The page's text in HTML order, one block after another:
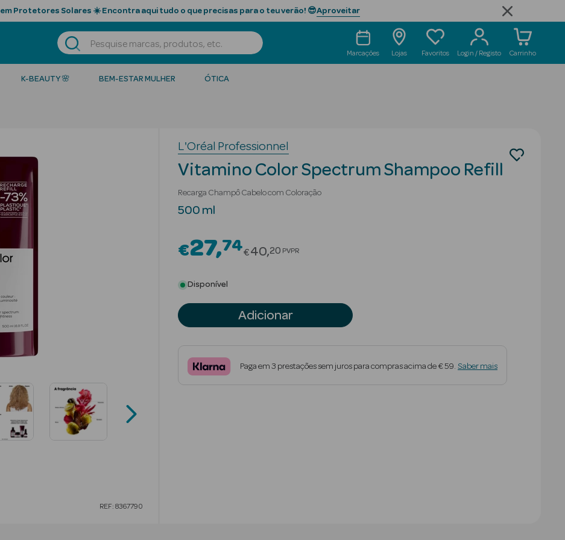
em Protetores Solares ☀️ Encontra aqui tudo o que precisas para o teu verão! 😎Aproveitar
Marcações Lojas Favoritos Login / Registo Carrinho
K-BEAUTY 🌸 BEM-ESTAR MULHER ÓTICA
REF: 8367790
L'Oréal Professionnel
Vitamino Color Spectrum Shampoo Refill
Recarga Champô Cabelo com Coloração
500 ml
€27 74Price reduced from
€40 20 PVPR
Disponível
Adicionar
Paga em 3 prestações sem juros para compras acima de € 59. Saber mais